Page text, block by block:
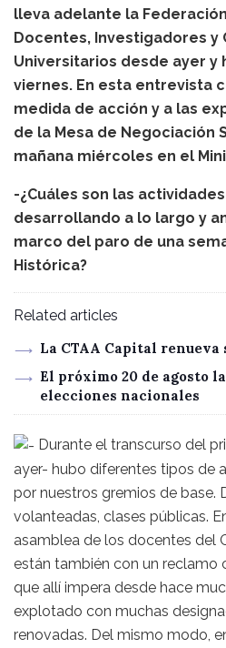
lleva adelante la
Docentes, Investigadores y
Universitarios desde ayer y
viernes. En esta entrevista
medida de acción y a las
de la Mesa de Negociación
mañana miércoles en el
-¿Cuáles son las
desarrollando a lo largo y
marco del paro de una
Histórica?
Related articles
La CTAA Capital renueva
El próximo 20 de agosto
elecciones nacionales
Durante el transcurso del
ayer- hubo diferentes tipos de
por nuestros gremios de base.
volanteadas, clases públicas.
asamblea de los docentes del
están también con un reclamo
que allí impera desde hace
explotado con muchas
renovadas. Del mismo modo,